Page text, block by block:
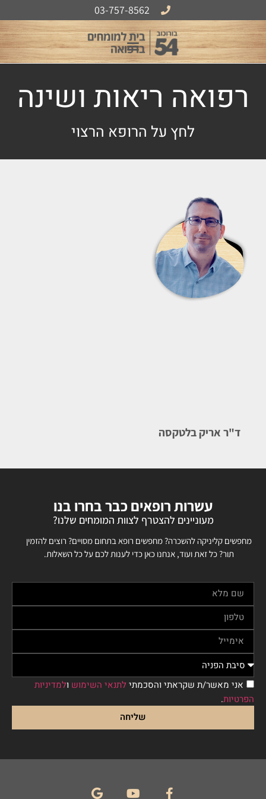
03-757-8562
רפואה ריאות ושינה
לחץ על הרופא הרצוי
ד"ר אריק בלטקסה
עשרות רופאים כבר בחרו בנו
מעוניינים להצטרף לצוות המומחים שלנו?
מחפשים קליניקה להשכרה? מחפשים רופא בתחום מסויים? רוצים להזמין
תור? כל זאת ועוד, אנחנו כאן כדי לענות לכם על כל השאלות.
אני מאשר/ת שקראתי והסכמתי לתנאי השימוש ולמדיניות
הפרטיות.
שליחה